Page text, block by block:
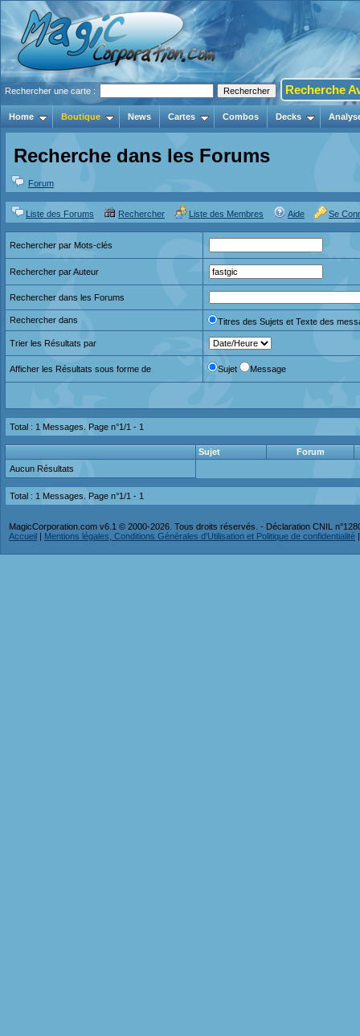
Rechercher une carte : Recherche
Home Boutique News Cartes Combos Decks
Recherche dans les Forums
Forum
Liste des Forums Rechercher Liste des Membres Aide Se
Rechercher par Mots-clés
Rechercher par Auteur
Rechercher dans les Forums
Rechercher dans Titres des Sujets et Texte des
Trier les Résultats par
Afficher les Résultats sous forme de Sujet Message
Total : 1 Messages. Page n°1/1 - 1
Sujet
Forum
Aucun Résultats
Total : 1 Messages. Page n°1/1 - 1
MagicCorporation.com v6.1 © 2000-2026. Tous droits réservés. - Déclaration CNIL
Accueil | Mentions légales, Conditions Générales d'Utilisation et Politique de confidentialité